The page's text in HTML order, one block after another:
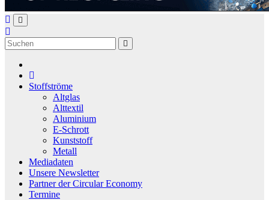
Stoffströme
Altglas
Alttextil
Aluminium
E-Schrott
Kunststoff
Metall
Mediadaten
Unsere Newsletter
Partner der Circular Economy
Termine